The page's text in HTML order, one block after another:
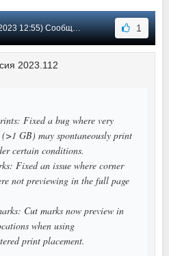
12:55) Сообщение #62 1
2023.112
Fixed a bug where very
(>1 GB) may spontaneously print
certain conditions.
Fixed an issue where corner
not previewing in the full page
Cut marks now preview in
when using
print placement.